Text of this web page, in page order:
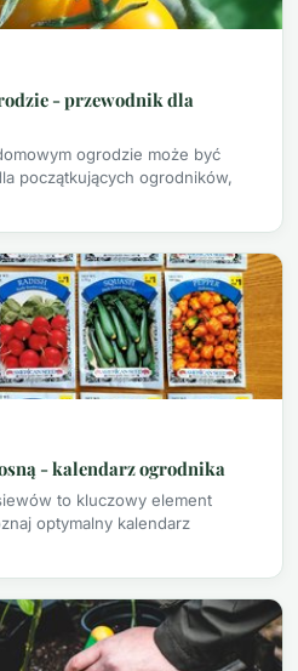
- przewodnik dla
ogrodzie może być
początkujących ogrodników,
- kalendarz ogrodnika
to kluczowy element
optymalny kalendarz